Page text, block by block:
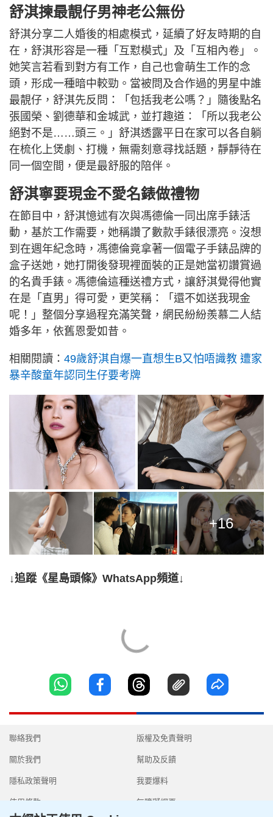
舒淇揀最靚仔男神老公無份
舒淇分享二人婚後的相處模式，延續了好友時期的自
在，舒淇形容是一種「互懟模式」及「互相內卷」。
她笑言若看到對方有工作，自己也會萌生工作的念
頭，形成一種暗中較勁。當被問及合作過的男星中誰
最靚仔，舒淇先反問：「包括我老公嗎？」隨後點名
張國榮、劉德華和金城武，並打趣道：「所以我老公
絕對不是……頭三。」舒淇透露平日在家可以各自躺
在梳化上煲劇、打機，無需刻意尋找話題，靜靜待在
同一個空間，便是最舒服的陪伴。
舒淇寧要現金不愛名錶做禮物
在節目中，舒淇憶述有次與馮德倫一同出席手錶活
動，基於工作需要，她稱讚了數款手錶很漂亮。沒想
到在週年紀念時，馮德倫竟拿著一個電子手錶品牌的
盒子送她，她打開後發現裡面裝的正是她當初讚賞過
的名貴手錶。馮德倫這種送禮方式，讓舒淇覺得他實
在是「直男」得可愛，更笑稱：「還不如送我現金
呢！」整個分享過程充滿笑聲，網民紛紛羨慕二人結
婚多年，依舊恩愛如昔。
相關閱讀： 49歲舒淇自爆一直想生B又怕唔識教 遭家
暴辛酸童年認同生仔要考牌
+16
↓追蹤《星島頭條》WhatsApp頻道↓
聯絡我們
關於我們
隱私政策聲明
使用條款
版權及免責聲明
幫助及反饋
我要爆料
無障礙網頁